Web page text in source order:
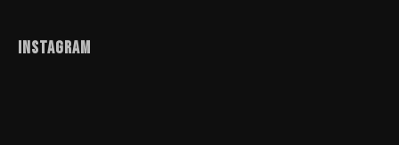
Instagram